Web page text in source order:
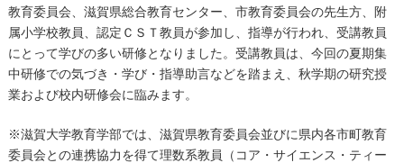
教育委員会、滋賀県総合教育センター、市教育委員会の先生方、附
属小学校教員、認定ＣＳＴ教員が参加し、指導が行われ、受講教員
にとって学びの多い研修となりました。受講教員は、今回の夏期集
中研修での気づき・学び・指導助言などを踏まえ、秋学期の研究授
業および校内研修会に臨みます。
※滋賀大学教育学部では、滋賀県教育委員会並びに県内各市町教育
委員会との連携協力を得て理数系教員（コア・サイエンス・ティー